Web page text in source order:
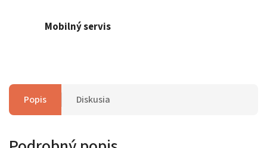
Mobilný servis
Popis Diskusia